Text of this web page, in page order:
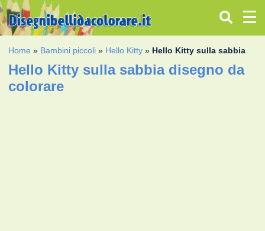
Home » Bambini piccoli » Hello Kitty » Hello Kitty sulla sabbia
Hello Kitty sulla sabbia disegno da
colorare